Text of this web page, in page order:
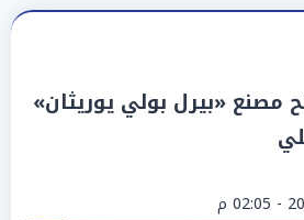
مصنع «بيرل بولي يوريثان»